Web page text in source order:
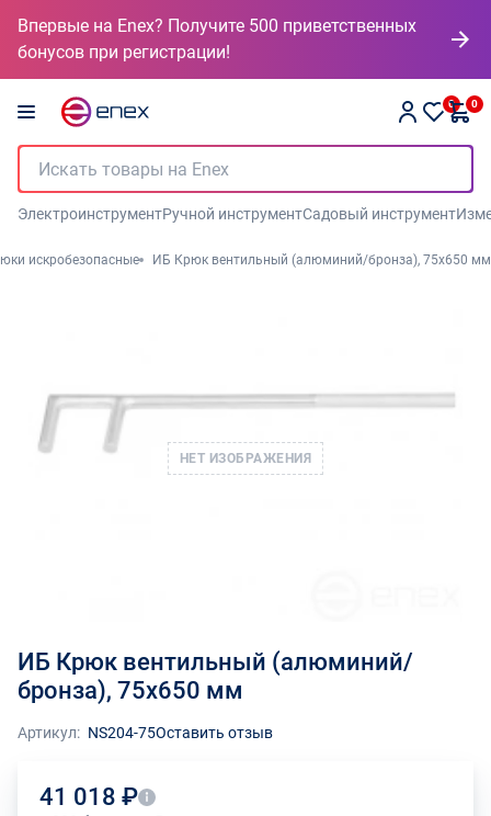
Впервые на Enex? Получите 500 приветственных
бонусов при регистрации!
0 0
ЭлектроинструментРучной инструментСадовый инструмент
искробезопасные ИБ Крюк вентильный (алюминий/бронза), 75x650 мм
НЕТ ИЗОБРАЖЕНИЯ
ИБ Крюк вентильный (алюминий/
бронза), 75x650 мм
Артикул: NS204-75Оставить отзыв
41 018 ₽